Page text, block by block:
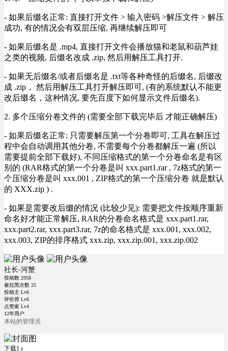
- 如果后缀名正常: 直接打开文件 > 输入密码 >解压文件 > 解压
成功, 有的情况会有双层压缩, 再继续解压即可
- 如果后缀名是 .mp4, 直接打开文件会播放猫和老鼠和葫芦娃
之类的视频, 后缀名改成 .zip, 然后用解压工具打开.
- 如果无后缀名/或者后缀名是 .txt等各种奇怪的后缀名, 后缀改
成 .zip， 然后用解压工具打开解压即可, (有的系统默认不能更
改后缀名，这种情况, 要先百度下如何显示文件后缀名).
2. 多个压缩分卷文件的 (需要全部下载完毕后 才能正确解压)
- 如果后缀名正常: 只需要解压第一个分卷即可, 工具在解压过
程中会自动调用其他分卷, 不需要每个分卷都解压一遍 (所以
需要提前全部下载好), 不同压缩格式的第一个分卷命名是有区
别的 (RAR格式的第一个分卷是叫 xxx.part1.rar , 7z格式的第一
个压缩分卷是叫 xxx.001 , ZIP格式的第一个压缩分卷 就是默认
的 XXX.zip ) .
- 如果是需要改后缀的情况 (比较少见): 需要把文件按顺序重新
命名好才能正常解压, RAR的分卷命名格式是 xxx.part1.rar,
xxx.part2.rar, xxx.part3.rar, 7z的命名格式是 xxx.001, xxx.002,
xxx.003, ZIP的排序格式 xxx.zip, xxx.zip.001, xxx.zip.002
社长-河蟹
投稿数 2958
被拉黑次数 25
投稿主 Lv6
评价师 Lv6
点赞家 Lv4
12年用户
本站的管理员
下载1 0